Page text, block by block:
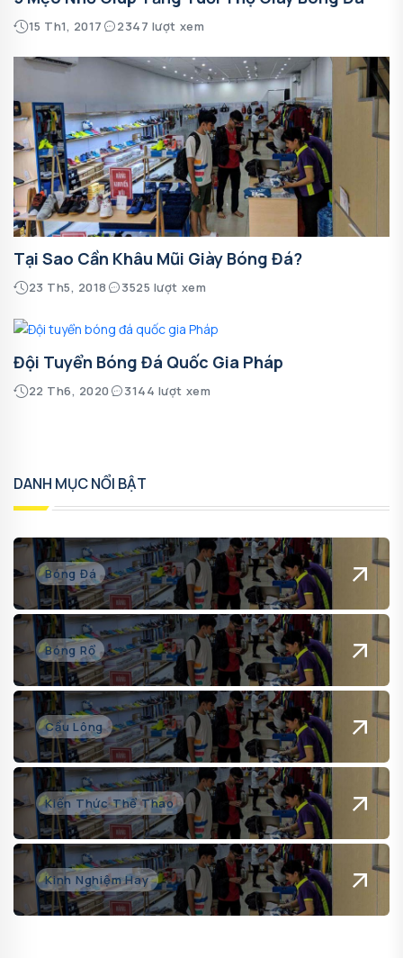
15 Th1, 2017 2347 lượt xem
Tại Sao Cần Khâu Mũi Giày Bóng Đá?
23 Th5, 2018 3525 lượt xem
Đội Tuyển Bóng Đá Quốc Gia Pháp
22 Th6, 2020 3144 lượt xem
DANH MỤC NỔI BẬT
Bóng Đá
Bóng Rổ
Cầu Lông
Kiến Thức Thể Thao
Kinh Nghiệm Hay